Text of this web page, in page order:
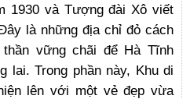
1930 và Tượng đài Xô viết
là những địa chỉ đỏ cách
vững chãi để Hà Tĩnh
lai. Trong phần này, Khu di
lên với một vẻ đẹp vừa